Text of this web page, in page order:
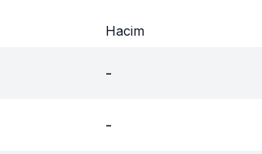
Hacim
-
-